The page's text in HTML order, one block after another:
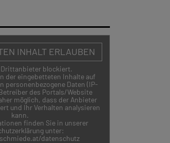
INHALT ERLAUBEN
blockiert.
der eingebetteten Inhalte auf
personenbezogene Daten (IP-
des Portals/Website
möglich, dass der Anbieter
und Ihr Verhalten analysieren
kann.
finden Sie in unserer
unter:
datenschutz